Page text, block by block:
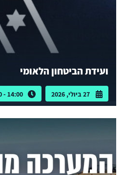
ועידת הביטחון הלאומי
27 ביולי, 2026 14:00 - 10:00